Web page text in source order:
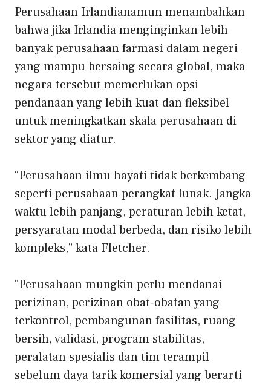
Perusahaan Irlandianamun menambahkan
bahwa jika Irlandia menginginkan lebih
banyak perusahaan farmasi dalam negeri
yang mampu bersaing secara global, maka
negara tersebut memerlukan opsi
pendanaan yang lebih kuat dan fleksibel
untuk meningkatkan skala perusahaan di
sektor yang diatur.
“Perusahaan ilmu hayati tidak berkembang
seperti perusahaan perangkat lunak. Jangka
waktu lebih panjang, peraturan lebih ketat,
persyaratan modal berbeda, dan risiko lebih
kompleks,” kata Fletcher.
“Perusahaan mungkin perlu mendanai
perizinan, perizinan obat-obatan yang
terkontrol, pembangunan fasilitas, ruang
bersih, validasi, program stabilitas,
peralatan spesialis dan tim terampil
sebelum daya tarik komersial yang berarti